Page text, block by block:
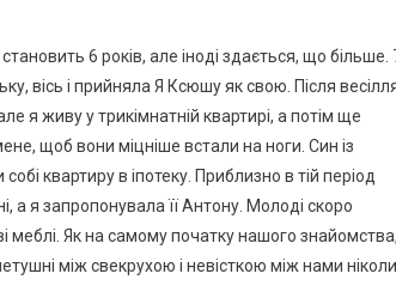
6 років, але іноді здається, що більше.
вісь і прийняла Я Ксюшу як свою. Після
я живу у трикімнатній квартирі, а потім ще
щоб вони міцніше встали на ноги. Син із
квартиру в іпотеку. Приблизно в тій період
а я запропонувала її Антону. Молоді скоро
меблі. Як на самому початку нашого
між свекрухою і невісткою між нами ніколи